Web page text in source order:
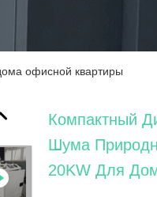
офисной квартиры
Компактный
Шума
20KW Для